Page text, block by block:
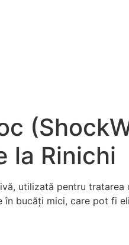
la Rinichi
utilizată pentru
bucăți mici, care pot fi